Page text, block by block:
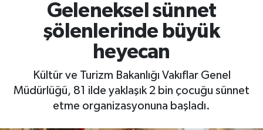
Geleneksel sünnet
şölenlerinde büyük
heyecan
Kültür ve Turizm Bakanlığı Vakıflar Genel
Müdürlüğü, 81 ilde yaklaşık 2 bin çocuğu sünnet
etme organizasyonuna başladı.